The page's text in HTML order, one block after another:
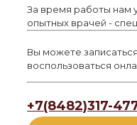
За время работы нам
опытных врачей -
Вы можете
воспользоваться
+7(8482)317-